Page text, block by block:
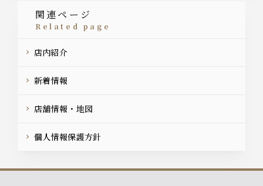
関連ページ
related page
店内紹介
新着情報
店舗情報・地図
個人情報保護方針